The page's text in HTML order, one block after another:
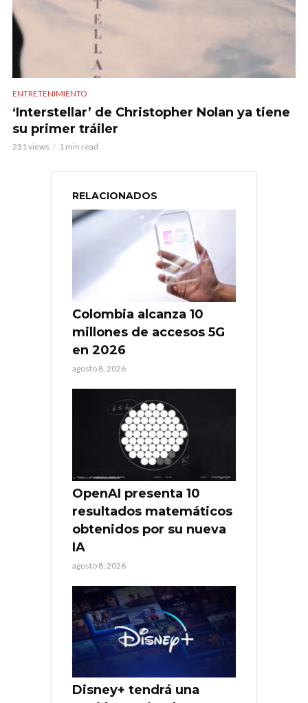
ENTRETENIMIENTO
‘Interstellar’ de Christopher Nolan ya tiene
su primer tráiler
231 views 1 min read
RELACIONADOS
Colombia alcanza 10
millones de accesos 5G
en 2026
agosto 8, 2026
OpenAI presenta 10
resultados matemáticos
obtenidos por su nueva
IA
agosto 8, 2026
Disney+ tendrá una